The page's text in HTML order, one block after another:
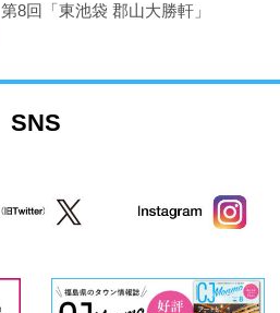
第8回「東池袋 郡山大勝軒」
SNS